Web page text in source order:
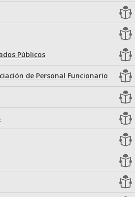
Públicos
de Personal Funcionario